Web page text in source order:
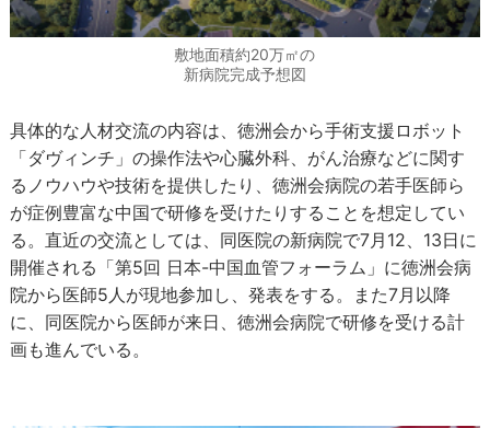
敷地面積約20万㎡の
新病院完成予想図
具体的な人材交流の内容は、徳洲会から手術支援ロボット
「ダヴィンチ」の操作法や心臓外科、がん治療などに関す
るノウハウや技術を提供したり、徳洲会病院の若手医師ら
が症例豊富な中国で研修を受けたりすることを想定してい
る。直近の交流としては、同医院の新病院で7月12、13日に
開催される「第5回 日本-中国血管フォーラム」に徳洲会病
院から医師5人が現地参加し、発表をする。また7月以降
に、同医院から医師が来日、徳洲会病院で研修を受ける計
画も進んでいる。